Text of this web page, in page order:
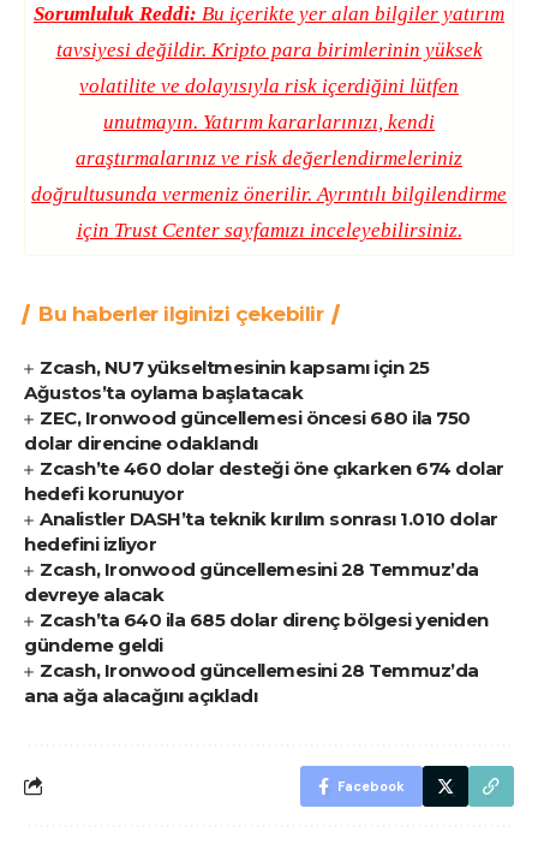
Sorumluluk Reddi: Bu içerikte yer alan bilgiler yatırım
tavsiyesi değildir. Kripto para birimlerinin yüksek
volatilite ve dolayısıyla risk içerdiğini lütfen
unutmayın. Yatırım kararlarınızı, kendi
araştırmalarınız ve risk değerlendirmeleriniz
doğrultusunda vermeniz önerilir. Ayrıntılı bilgilendirme
için Trust Centersayfamızı inceleyebilirsiniz.
Bu haberler ilginizi çekebilir
Zcash, NU7 yükseltmesinin kapsamı için 25
Ağustos’ta oylama başlatacak
ZEC, Ironwood güncellemesi öncesi 680 ila 750
dolar direncine odaklandı
Zcash’te 460 dolar desteği öne çıkarken 674 dolar
hedefi korunuyor
Analistler DASH’ta teknik kırılım sonrası 1.010 dolar
hedefini izliyor
Zcash, Ironwood güncellemesini 28 Temmuz’da
devreye alacak
Zcash’ta 640 ila 685 dolar direnç bölgesi yeniden
gündeme geldi
Zcash, Ironwood güncellemesini 28 Temmuz’da
ana ağa alacağını açıkladı
Facebook